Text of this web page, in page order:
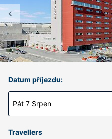
Datum příjezdu:
Pát 7 Srpen
Travellers